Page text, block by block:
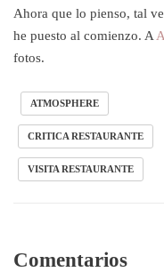
Ahora que lo pienso, tal
he puesto al comienzo. A
fotos.
ATMOSPHERE
CRITICA RESTAURANTE
VISITA RESTAURANTE
Comentarios